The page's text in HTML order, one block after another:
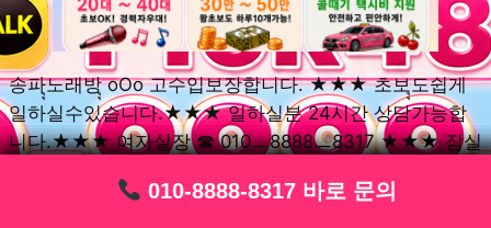
010-8888-8317 바로 문의
010-8888-8317 바로 문의
010-8888-8317 바로 문의
010-8888-8317 바로 문의
010-8888-8317 바로 문의
010-8888-8317 바로 문의
송파ุุ노래방ุุ oOo 고수입보장합니다. ★★★ 초보ุุ도쉽게
일하실수있습니다.★★★ 일하실분 24시간 상담가능합
니다.★★★ 여자실장 ☎ 010ㅡ8888ㅡ8317 ★★★ 잠실
요. 여성ㅣุุ알바ุุㅣ여기 신천동ุุ노래방ุุ ◞✿ 풍납동ุุ노래방ุุ
010-8888-8317 바로 문의
010-8888-8317 바로 문의
010-8888-8317 바로 문의